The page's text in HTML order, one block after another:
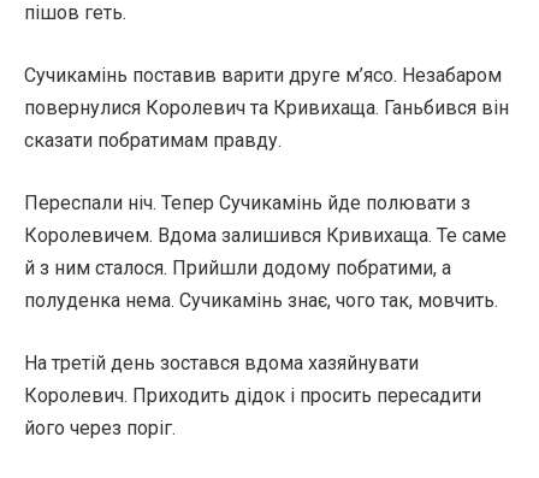
пішов геть.
Сучикамінь поставив варити друге м’ясо. Незабаром
повернулися Королевич та Кривихаща. Ганьбився він
сказати побратимам правду.
Переспали ніч. Тепер Сучикамінь йде полювати з
Королевичем. Вдома залишився Кривихаща. Те саме
й з ним сталося. Прийшли додому побратими, а
полуденка нема. Сучикамінь знає, чого так, мовчить.
На третій день зостався вдома хазяйнувати
Королевич. Приходить дідок і просить пересадити
його через поріг.